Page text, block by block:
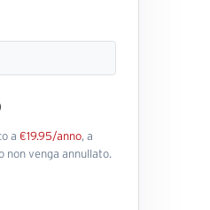
a €19.95/anno, a
non venga annullato.